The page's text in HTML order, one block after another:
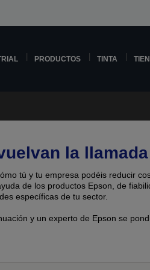
PRODUCTOS TINTA
la llamada
tú y tu empresa podéis reducir
de los productos Epson, de
específicas de tu sector.
y un experto de Epson se